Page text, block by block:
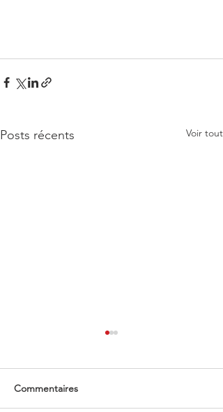
Posts récents Voir tout
Commentaires